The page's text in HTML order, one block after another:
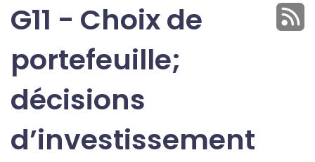
G11 - Choix de
portefeuille;
décisions
d’investissement